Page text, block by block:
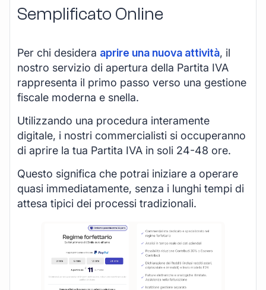
Semplificato Online
Per chi desidera aprire una nuova attività, il
nostro servizio di apertura della Partita IVA
rappresenta il primo passo verso una gestione
fiscale moderna e snella.
Utilizzando una procedura interamente
digitale, i nostri commercialisti si occuperanno
di aprire la tua Partita IVA in soli 24-48 ore.
Questo significa che potrai iniziare a operare
quasi immediatamente, senza i lunghi tempi di
attesa tipici dei processi tradizionali.